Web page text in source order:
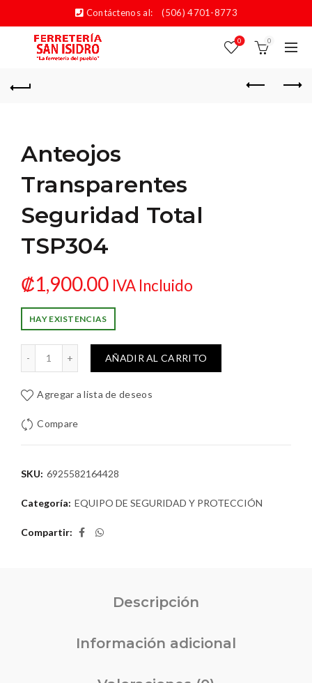
Contáctenos al: (506) 4701-8773
0 0
Anteojos
Transparentes
Seguridad Total
TSP304
₡1,900.00 IVA Incluido
HAY EXISTENCIAS
Seguridad Total TSP304 cantidad
AÑADIR AL CARRITO
Agregar a lista de deseos
Compare
SKU: 6925582164428
Categoría: EQUIPO DE SEGURIDAD Y PROTECCIÓN
Compartir
Descripción
Información adicional